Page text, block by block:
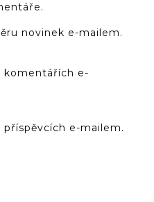
novinek e-mailem.
komentářích e-
e-mailem.